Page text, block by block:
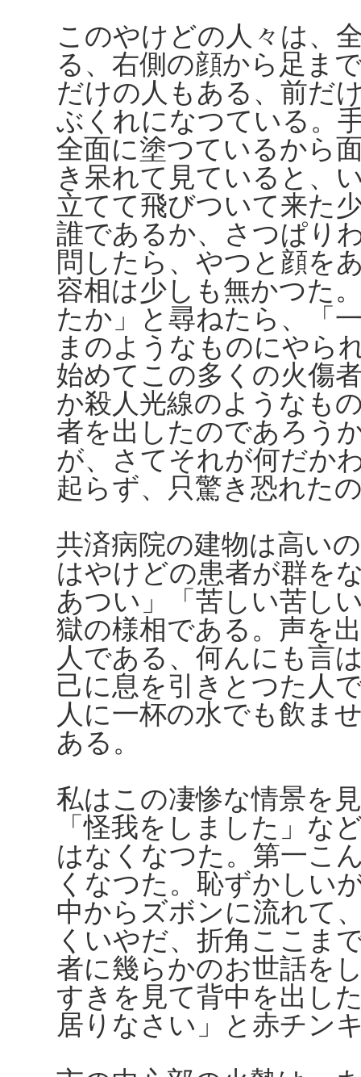
このやけどの人々は、
る、右側の顔から足ま
だけの人もある、前だ
ぶくれになつている。
全面に塗つているから
き呆れて見ていると、
立てて飛びついて来た
誰であるか、さつぱり
問したら、やつと顔を
容相は少しも無かつた
たか」と尋ねたら、「
まのようなものにやら
始めてこの多くの火傷
か殺人光線のようなも
者を出したのであろう
が、さてそれが何だか
起らず、只驚き恐れた
共済病院の建物は高い
はやけどの患者が群を
あつい」「苦しい苦し
獄の様相である。声を
人である、何んにも言
己に息を引きとつた人
人に一杯の水でも飲ま
ある。
私はこの凄惨な情景を
「怪我をしました」な
はなくなつた。第一こ
くなつた。恥ずかしい
中からズボンに流れて
くいやだ、折角ここま
者に幾らかのお世話を
すきを見て背中を出し
居りなさい」と赤チン